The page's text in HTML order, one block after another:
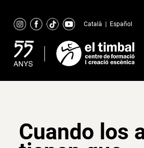
content
Català Español
Cuando los